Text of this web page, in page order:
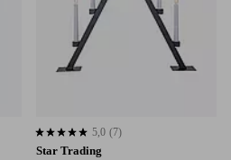
Star Trading
5,0 baseret på 7 bedømmelser
5,0 (7)